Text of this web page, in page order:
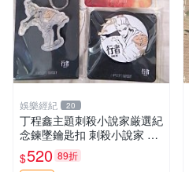
娛樂經紀 20
丁程鑫主題刺殺小說家厳選紀
念鍊墜鑰匙扣 刺殺小說家 丁
程鑫 鍊墜
$520 89折